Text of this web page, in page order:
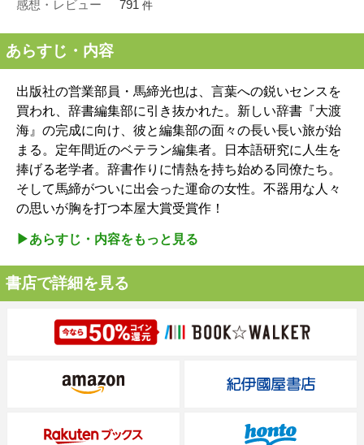
感想・レビュー 791 件
あらすじ・内容
出版社の営業部員・馬締光也は、言葉への鋭いセンスを
買われ、辞書編集部に引き抜かれた。新しい辞書『大渡
海』の完成に向け、彼と編集部の面々の長い長い旅が始
まる。定年間近のベテラン編集者。日本語研究に人生を
捧げる老学者。辞書作りに情熱を持ち始める同僚たち。
そして馬締がついに出会った運命の女性。不器用な人々
の思いが胸を打つ本屋大賞受賞作！
▶︎あらすじ・内容をもっと見る
書店で詳細を見る